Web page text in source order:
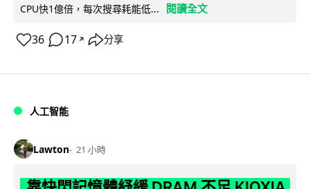
CPU快1億倍，每次搜尋耗能低...
閱讀全文
36 17 ↗ 分享
人工智能
Lawton 21 小時